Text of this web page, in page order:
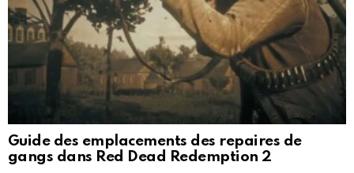
Guide des emplacements des repaires de
gangs dans Red Dead Redemption 2